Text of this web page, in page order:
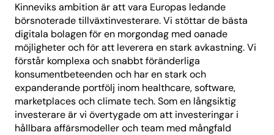
Kinneviks ambition är att vara Europas ledande
börsnoterade tillväxtinvesterare. Vi stöttar de bästa
digitala bolagen för en morgondag med oanade
möjligheter och för att leverera en stark avkastning. Vi
förstår komplexa och snabbt föränderliga
konsumentbeteenden och har en stark och
expanderande portfölj inom healthcare, software,
marketplaces och climate tech. Som en långsiktig
investerare är vi övertygade om att investeringar i
hållbara affärsmodeller och team med mångfald